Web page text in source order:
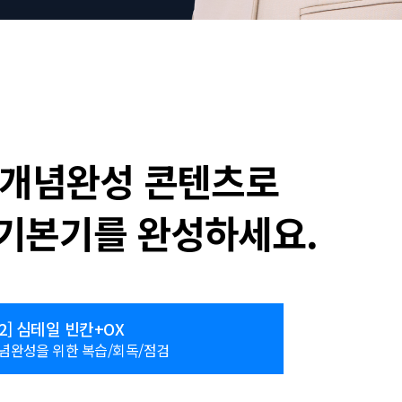
념완성 콘텐츠로
본기를 완성하세요.
심테일 빈칸+OX
완성을 위한 복습/회독/점검